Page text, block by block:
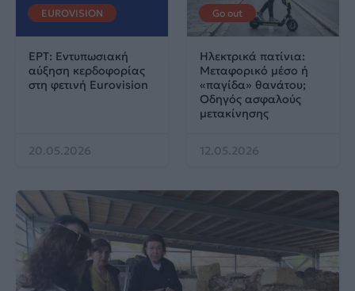
EUROVISION
ΕΡΤ: Εντυπωσιακή
αύξηση κερδοφορίας
στη φετινή Eurovision
20.05.2026
Go out
Ηλεκτρικά πατίνια:
Μεταφορικό μέσο ή
«παγίδα» θανάτου;
Οδηγός ασφαλούς
μετακίνησης
12.05.2026